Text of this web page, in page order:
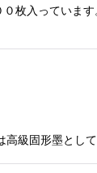
っています
級固形墨とし